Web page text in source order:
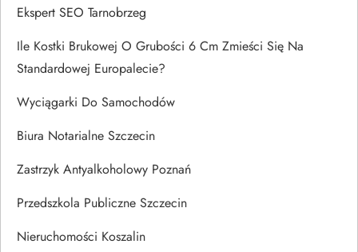
Ekspert SEO Tarnobrzeg
Ile Kostki Brukowej O Grubości 6 Cm Zmieści Się Na
Standardowej Europalecie?
Wyciągarki Do Samochodów
Biura Notarialne Szczecin
Zastrzyk Antyalkoholowy Poznań
Przedszkola Publiczne Szczecin
Nieruchomości Koszalin